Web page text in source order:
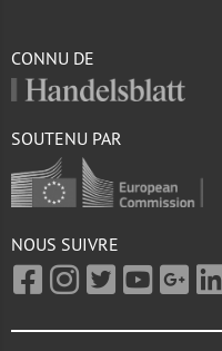
CONNU DE
SOUTENU PAR
NOUS SUIVRE